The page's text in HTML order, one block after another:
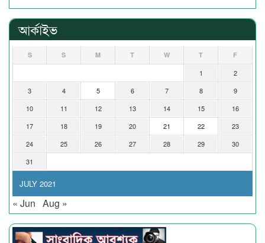
আর্কাইভ
JULY 2021
S S M T W T F
1
2
3
4 5 6 7 8
9
10
11 12 13 14 15
16
17
18 19 20 21 22
23
24
25 26 27 28 29
30
31
« Jun Aug »